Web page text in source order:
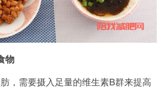
物
，需要摄入足量的维生素B群来提高